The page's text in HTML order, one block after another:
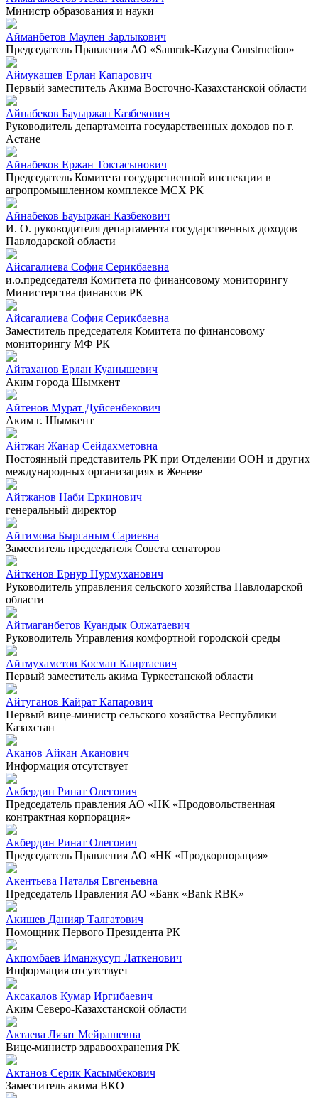
Министр образования и науки
Айманбетов Маулен Зарлыкович
Председатель Правления АО «Samruk-Kazyna Construction»
Аймукашев Ерлан Капарович
Первый заместитель Акима Восточно-Казахстанской области
Айнабеков Бауыржан Казбекович
Руководитель департамента государственных доходов по г.
Астане
Айнабеков Ержан Токтасынович
Председатель Комитета государственной инспекции в
агропромышленном комплексе МСХ РК
Айнабеков Бауыржан Казбекович
И. О. руководителя департамента государственных доходов
Павлодарской области
Айсагалиева София Серикбаевна
и.о.председателя Комитета по финансовому мониторингу
Министерства финансов РК
Айсагалиева София Серикбаевна
Заместитель председателя Комитета по финансовому
мониторингу МФ РК
Айтаханов Ерлан Куанышевич
Аким города Шымкент
Айтенов Мурат Дуйсенбекович
Аким г. Шымкент
Айтжан Жанар Сейдахметовна
Постоянный представитель РК при Отделении ООН и других
международных организациях в Женеве
Айтжанов Наби Еркинович
генеральный директор
Айтимова Бырганым Сариевна
Заместитель председателя Совета сенаторов
Айткенов Ернур Нурмуханович
Руководитель управления сельского хозяйства Павлодарской
области
Айтмаганбетов Куандык Олжатаевич
Руководитель Управления комфортной городской среды
Айтмухаметов Косман Каиртаевич
Первый заместитель акима Туркестанской области
Айтуганов Кайрат Капарович
Первый вице-министр сельского хозяйства Республики
Казахстан
Аканов Айкан Аканович
Информация отсутствует
Акбердин Ринат Олегович
Председатель правления АО «НК «Продовольственная
контрактная корпорация»
Акбердин Ринат Олегович
Председатель Правления АО «НК «Продкорпорация»
Акентьева Наталья Евгеньевна
Председатель Правления АО «Банк «Bank RBK»
Акишев Данияр Талгатович
Помощник Первого Президента РК
Акпомбаев Иманжусуп Латкенович
Информация отсутствует
Аксакалов Кумар Иргибаевич
Аким Северо-Казахстанской области
Актаева Лязат Мейрашевна
Вице-министр здравоохранения РК
Актанов Серик Касымбекович
Заместитель акима ВКО